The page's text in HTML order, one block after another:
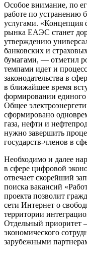
Особое внимание, по
работе по устранению
услугами. «Концепция
рынка ЕАЭС станет
утверждению
банковских и
бумагами, — отметил
темпами идет и
законодательства в
в ближайшее время
формировании
Общее
сформировано
газа, нефти и
нужно завершить
государств-членов в
Необходимо и далее
в сфере цифровой
отвечает скорейший
поиска вакансий
проекта позволит
сети Интернет о
территории
Отдельный приоритет
экономического
зарубежными